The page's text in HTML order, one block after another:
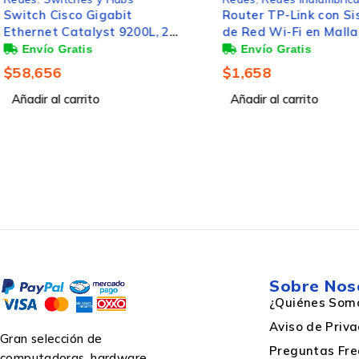
Ancho
Router TP-Link con Sistema
de Red Wi-Fi en Malla
AC1200 Deco E4, 867Mbit/s,
2.4/5GHz, 2 Antenas
Internas - 2 Piezas
$1,658
Añadir al carrito
Router TP-Link
Ethernet de Banda
MIMO AC1200
Inalámbrico,
RJ-45, 2.4/5GHz, 4
Externas
$590
Añadir al carrito
Gran selección de
Sobre
¿Quiénes
Aviso de
Preguntas